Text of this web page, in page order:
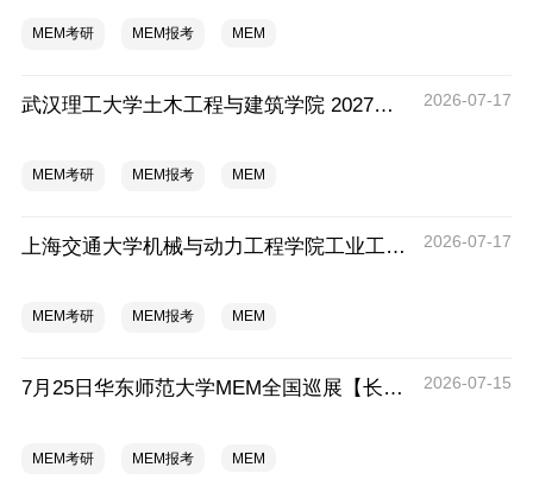
MEM考研 MEM报考 MEM
武汉理工大学土木工程与建筑学院 2027年工程管理硕士（MEM）招生简章 2026-07-17
MEM考研 MEM报考 MEM
上海交通大学机械与动力工程学院工业工程学科硕士生招生专业及统考科目调整公告 2026-07-17
MEM考研 MEM报考 MEM
7月25日华东师范大学MEM全国巡展【长沙站】开启，欢迎报考！ 2026-07-15
MEM考研 MEM报考 MEM